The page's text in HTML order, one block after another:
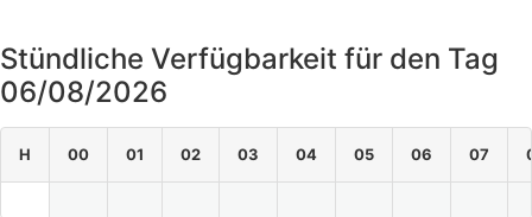
Stündliche Verfügbarkeit für den Tag
06/08/2026
H 00 01 02 03 04 05 06 07